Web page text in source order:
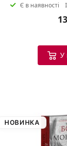
Є в наявності
У
НОВИНКА